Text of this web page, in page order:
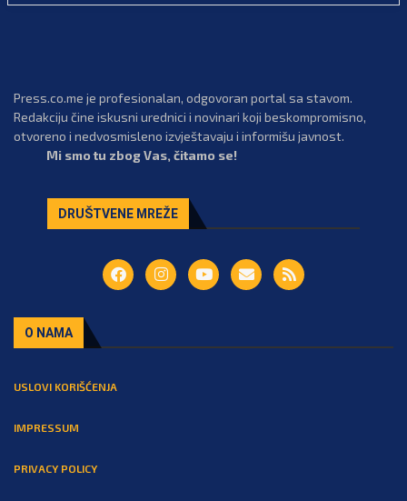
Press.co.me je profesionalan, odgovoran portal sa stavom.
Redakciju čine iskusni urednici i novinari koji beskompromisno,
otvoreno i nedvosmisleno izvještavaju i informišu javnost.
Mi smo tu zbog Vas, čitamo se!
DRUŠTVENE MREŽE
O NAMA
USLOVI KORIŠĆENJA
IMPRESSUM
PRIVACY POLICY